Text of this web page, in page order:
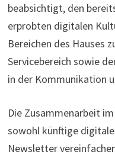
beabsichtigt, den
erprobten digitalen
Bereichen des Hauses
Servicebereich sowie
in der Kommunikation
Die Zusammenarbeit
sowohl künftige
Newsletter